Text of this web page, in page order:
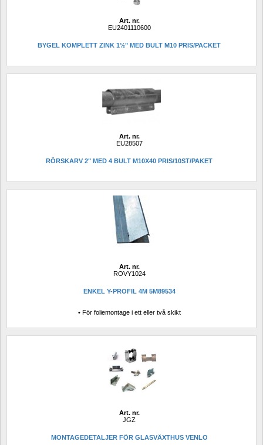
Art. nr.
EU2401110600
BYGEL KOMPLETT ZINK 1½" MED BULT M10 PRIS/PACKET
Art. nr.
EU28507
RÖRSKARV 2" MED 4 BULT M10X40 PRIS/10ST/PAKET
Art. nr.
ROVY1024
ENKEL Y-PROFIL 4M 5M89534
• För foliemontage i ett eller två skikt
Art. nr.
JGZ
MONTAGEDETALJER FÖR GLASVÄXTHUS VENLO